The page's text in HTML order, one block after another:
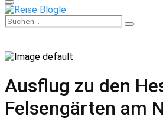
Primary
Menu
Search
for:
Search
Ausflug zu den
Felsengärten am